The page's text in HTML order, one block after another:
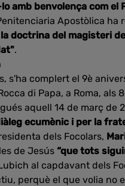
amb benvolença com el
Apostòlica ha
doctrina del magisteri
.
s'ha complert el 9è
di Papa, a Roma, als
aquell 14 de març de
ecumènic i per la
dels Focolars,
de Jesús “que tots
al capdavant dels
perquè el que volia no